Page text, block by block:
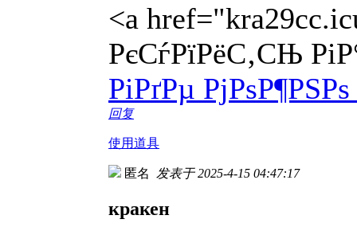
<a
РєСѓРїРёС‚СЊ
РіРґРµ
回复
使用道具
匿名 发表于 2025-4-15 04:47:17
кракен